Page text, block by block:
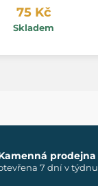
75 Kč
Skladem
prodejna
7 dní v týdnu